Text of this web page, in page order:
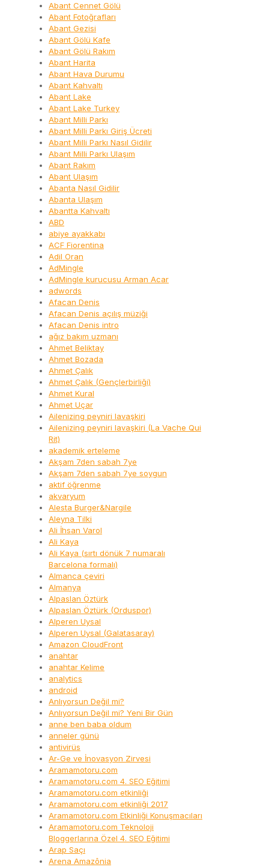
Abant Cennet Gölü
Abant Fotoğrafları
Abant Gezisi
Abant Gölü Kafe
Abant Gölü Rakım
Abant Harita
Abant Hava Durumu
Abant Kahvaltı
Abant Lake
Abant Lake Turkey
Abant Milli Parkı
Abant Milli Parkı Giriş Ücreti
Abant Milli Parkı Nasıl Gidilir
Abant Milli Parkı Ulaşım
Abant Rakım
Abant Ulaşım
Abanta Nasıl Gidilir
Abanta Ulaşım
Abantta Kahvaltı
ABD
abiye ayakkabı
ACF Fiorentina
Adil Oran
AdMingle
AdMingle kurucusu Arman Acar
adwords
Afacan Denis
Afacan Denis açılış müziği
Afacan Denis intro
ağız bakım uzmanı
Ahmet Beliktay
Ahmet Bozada
Ahmet Çalık
Ahmet Çalık (Gençlerbirliği)
Ahmet Kural
Ahmet Uçar
Ailenizing peyniri lavaşkiri
Ailenizing peyniri lavaşkiri (La Vache Qui
Rit)
akademik erteleme
Akşam 7den sabah 7ye
Akşam 7den sabah 7ye soygun
aktif öğrenme
akvaryum
Alesta Burger&Nargile
Aleyna Tilki
Ali İhsan Varol
Ali Kaya
Ali Kaya (sırtı dönük 7 numaralı
Barcelona formalı)
Almanca çeviri
Almanya
Alpaslan Öztürk
Alpaslan Öztürk (Orduspor)
Alperen Uysal
Alperen Uysal (Galatasaray)
Amazon CloudFront
anahtar
anahtar Kelime
analytics
android
Anlıyorsun Değil mi?
Anlıyorsun Değil mi? Yeni Bir Gün
anne ben baba oldum
anneler günü
antivirüs
Ar-Ge ve İnovasyon Zirvesi
Aramamotoru.com
Aramamotoru.com 4. SEO Eğitimi
Aramamotoru.com etkinliği
Aramamotoru.com etkinliği 2017
Aramamotoru.com Etkinliği Konuşmacıları
Aramamotoru.com Teknoloji
Bloggerlarına Özel 4. SEO Eğitimi
Arap Saçı
Arena Amazônia